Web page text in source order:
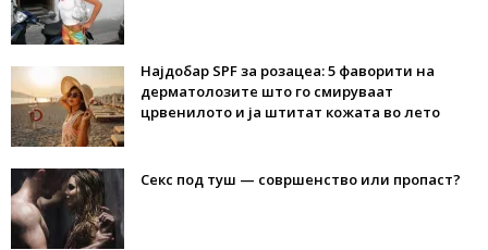
Најдобар SPF за розацеа: 5 фаворити на
дерматолозите што го смируваат
црвенилото и ја штитат кожата во лето
Секс под туш — совршенство или пропаст?